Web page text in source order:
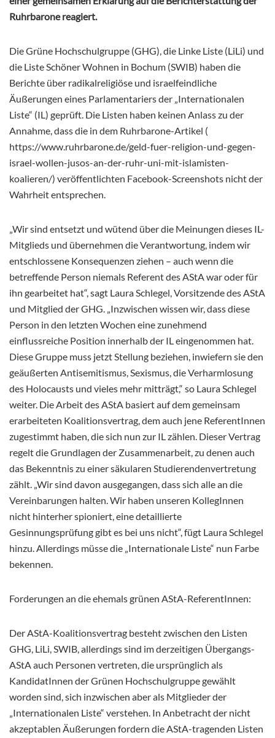
Ruhrbarone reagiert.
Die Grüne Hochschulgruppe (GHG), die Linke Liste (LiLi) und
die Liste Schöner Wohnen in Bochum (SWIB) haben die
Berichte über radikalreligiöse und israelfeindliche
Äußerungen eines Parlamentariers der „Internationalen
Liste“ (IL) geprüft. Die Listen haben keinen Anlass zu der
Annahme, dass die in dem Ruhrbarone-Artikel (
https://www.ruhrbarone.de/geld-fuer-religion-und-gegen-
israel-wollen-jusos-an-der-ruhr-uni-mit-islamisten-
koalieren/) veröffentlichten Facebook-Screenshots nicht der
Wahrheit entsprechen.
„Wir sind entsetzt und wütend über die Meinungen dieses IL-
Mitglieds und übernehmen die Verantwortung, indem wir
entschlossene Konsequenzen ziehen – auch wenn die
betreffende Person niemals Referent des AStA war oder für
ihn gearbeitet hat“, sagt Laura Schlegel, Vorsitzende des AStA
und Mitglied der GHG. „Inzwischen wissen wir, dass diese
Person in den letzten Wochen eine zunehmend
einflussreiche Position innerhalb der IL eingenommen hat.
Diese Gruppe muss jetzt Stellung beziehen, inwiefern sie den
geäußerten Antisemitismus, Sexismus, die Verharmlosung
des Holocausts und vieles mehr mitträgt,“ so Laura Schlegel
weiter. Die Arbeit des AStA basiert auf dem gemeinsam
erarbeiteten Koalitionsvertrag, dem auch jene ReferentInnen
zugestimmt haben, die sich nun zur IL zählen. Dieser Vertrag
regelt die Grundlagen der Zusammenarbeit, zu denen auch
das Bekenntnis zu einer säkularen Studierendenvertretung
zählt. „Wir sind davon ausgegangen, dass sich alle an die
Vereinbarungen halten. Wir haben unseren KollegInnen
nicht hinterher spioniert, eine detaillierte
Gesinnungsprüfung gibt es bei uns nicht“, fügt Laura Schlegel
hinzu. Allerdings müsse die „Internationale Liste“ nun Farbe
bekennen.
Forderungen an die ehemals grünen AStA-ReferentInnen:
Der AStA-Koalitionsvertrag besteht zwischen den Listen
GHG, LiLi, SWIB, allerdings sind im derzeitigen Übergangs-
AStA auch Personen vertreten, die ursprünglich als
KandidatInnen der Grünen Hochschulgruppe gewählt
worden sind, sich inzwischen aber als Mitglieder der
„Internationalen Liste“ verstehen. In Anbetracht der nicht
akzeptablen Äußerungen fordern die AStA-tragenden Listen